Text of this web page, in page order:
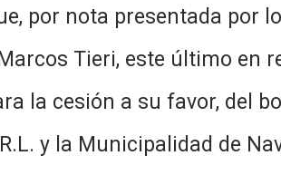
por nota presentada por
Tieri, este último en
la cesión a su favor, del
y la Municipalidad de